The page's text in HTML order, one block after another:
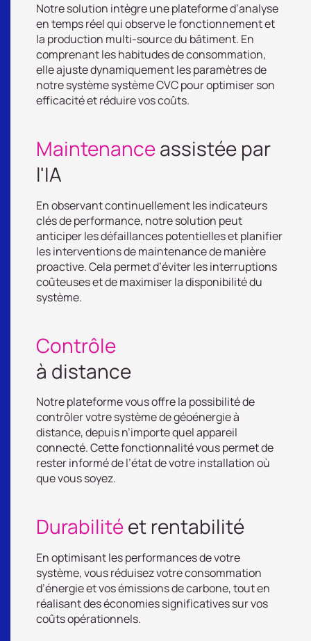
Notre solution intègre une plateforme d’analyse
en temps réel qui observe le fonctionnement et
la production multi-source du bâtiment. En
comprenant les habitudes de consommation,
elle ajuste dynamiquement les paramètres de
notre système système CVC pour optimiser son
efficacité et réduire vos coûts.
Maintenanceassistée par
l'IA
En observant continuellement les indicateurs
clés de performance, notre solution peut
anticiper les défaillances potentielles et planifier
les interventions de maintenance de manière
proactive. Cela permet d’éviter les interruptions
coûteuses et de maximiser la disponibilité du
système.
Contrôle
à distance
Notre plateforme vous offre la possibilité de
contrôler votre système de géoénergie à
distance, depuis n’importe quel appareil
connecté. Cette fonctionnalité vous permet de
rester informé de l’état de votre installation où
que vous soyez.
Durabilitéet rentabilité
En optimisant les performances de votre
système, vous réduisez votre consommation
d’énergie et vos émissions de carbone, tout en
réalisant des économies significatives sur vos
coûts opérationnels. ​ ​